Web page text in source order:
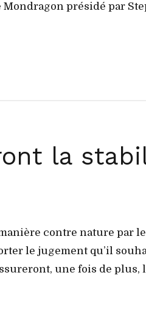
présidé par
la
contre nature par
le jugement qu’il
une fois de plus,